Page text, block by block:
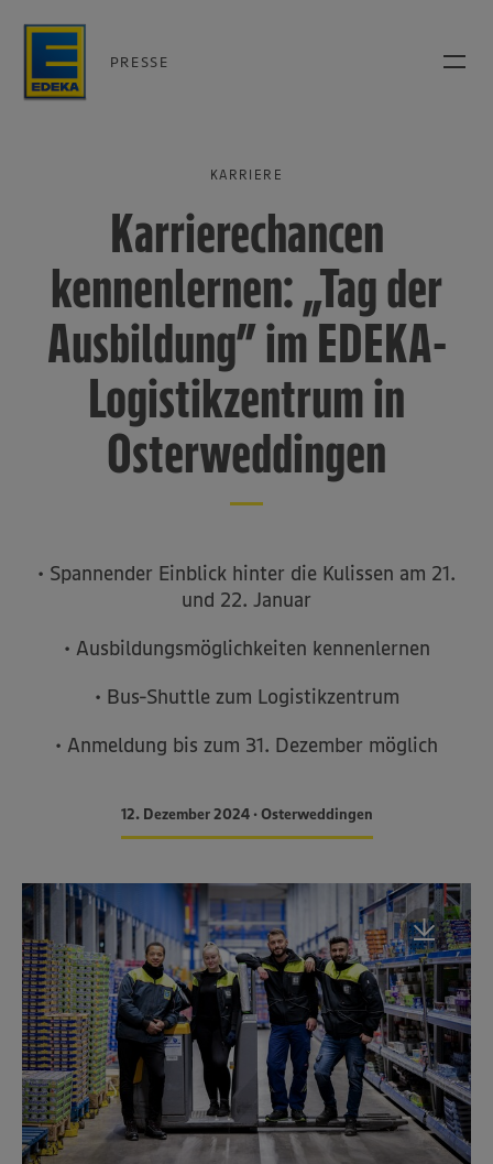
PRESSE
KARRIERE
Karrierechancen
kennenlernen: „Tag der
Ausbildung” im EDEKA-
Logistikzentrum in
Osterweddingen
• Spannender Einblick hinter die Kulissen am 21.
und 22. Januar
• Ausbildungsmöglichkeiten kennenlernen
• Bus-Shuttle zum Logistikzentrum
• Anmeldung bis zum 31. Dezember möglich
12. Dezember 2024 • Osterweddingen